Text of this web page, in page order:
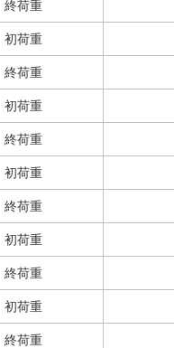
終荷重
初荷重
終荷重
初荷重
終荷重
初荷重
終荷重
初荷重
終荷重
初荷重
終荷重